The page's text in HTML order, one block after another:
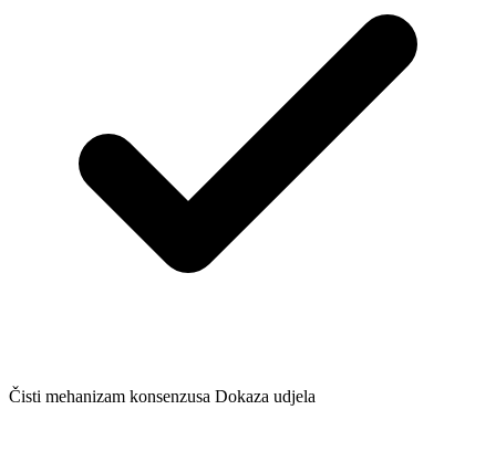
Čisti mehanizam konsenzusa Dokaza udjela